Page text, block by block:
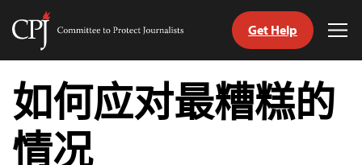
Skip
content
Committee
Journalists
Get Help
如何应对最糟糕的